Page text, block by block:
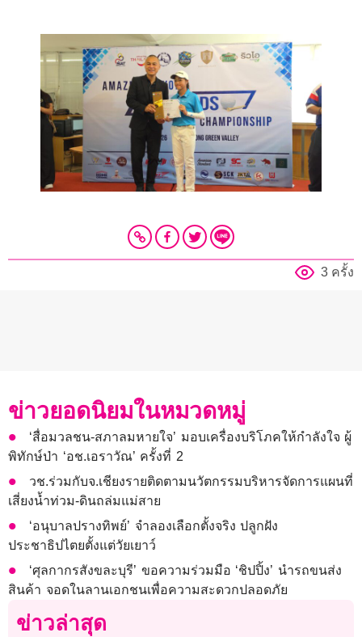
3 ครั้ง
ข่าวยอดนิยมในหมวดหมู่
‘สื่อมวลชน-สภาลมหายใจ’ มอบเครื่องบริโภคให้กำลังใจ ผู้
พิทักษ์ป่า ‘อช.เอราวัณ’ ครั้งที่ 2
วช.ร่วมกับจ.เชียงรายติดตามนวัตกรรมบริหารจัดการแผนที่
เสี่ยงน้ำท่วม-ดินถล่มแม่สาย
‘อนุบาลปรางทิพย์’ จำลองเลือกตั้งจริง ปลูกฝัง
ประชาธิปไตยตั้งแต่วัยเยาว์
‘ศุลกากรสังขละบุรี’ ขอความร่วมมือ ‘ชิปปิ้ง’ นำรถขนส่ง
สินค้า จอดในลานเอกชนเพื่อความสะดวกปลอดภัย
ข่าวล่าสุด